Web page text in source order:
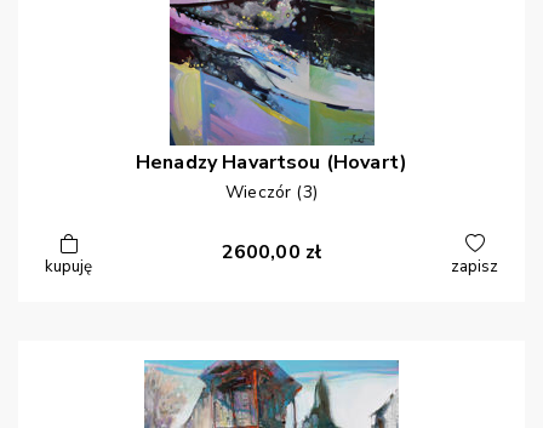
Henadzy Havartsou (Hovart)
Wieczór (3)
kupuję
2600,00 zł
zapisz